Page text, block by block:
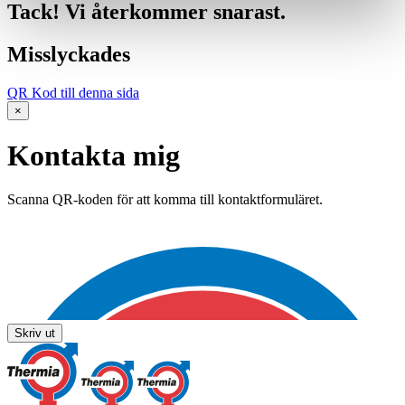
Tack! Vi återkommer snarast.
Misslyckades
QR Kod till denna sida
×
Kontakta mig
Scanna QR-koden för att komma till kontaktformuläret.
Skriv ut